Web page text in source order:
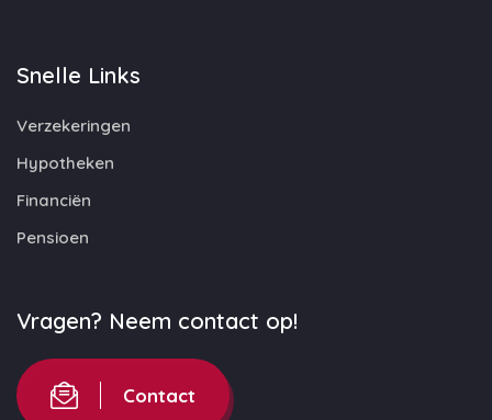
Snelle Links
Verzekeringen
Hypotheken
Financiën
Pensioen
Vragen? Neem contact op!
Contact